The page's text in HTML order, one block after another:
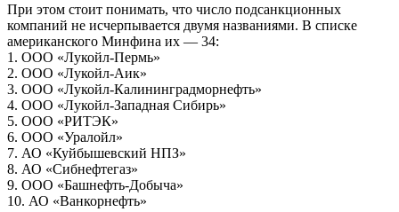
При этом стоит понимать, что число подсанкционных
компаний не исчерпывается двумя названиями. В списке
американского Минфина их — 34:
1. ООО «Лукойл-Пермь»
2. ООО «Лукойл-Аик»
3. ООО «Лукойл-Калининградморнефть»
4. ООО «Лукойл-Западная Сибирь»
5. ООО «РИТЭК»
6. ООО «Уралойл»
7. АО «Куйбышевский НПЗ»
8. АО «Сибнефтегаз»
9. ООО «Башнефть-Добыча»
10. АО «Ванкорнефть»